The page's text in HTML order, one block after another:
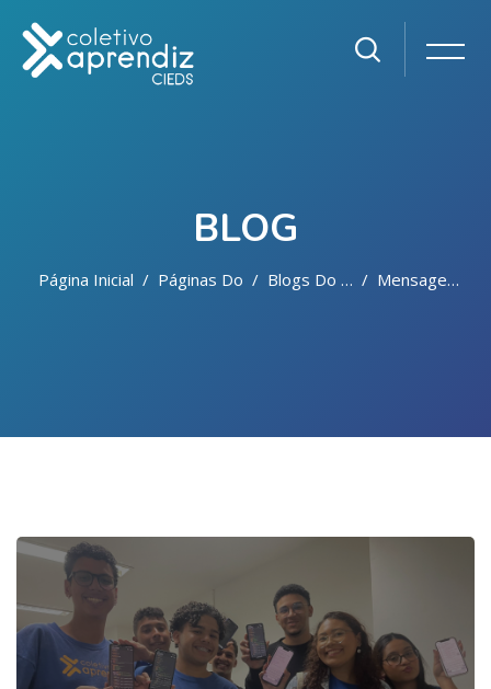
BLOG
Página Inicial Páginas Do Site Blogs Do Site Mensagens Do Blog